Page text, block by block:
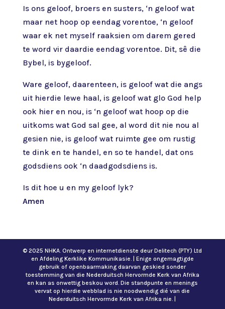
Is ons geloof, broers en susters, ‘n geloof wat
maar net hoop op eendag vorentoe, ‘n geloof
waar ek net myself raaksien om darem gered
te word vir daardie eendag vorentoe. Dit, sê die
Bybel, is bygeloof.
Ware geloof, daarenteen, is geloof wat die angs
uit hierdie lewe haal, is geloof wat glo God help
ook hier en nou, is ‘n geloof wat hoop op die
uitkoms wat God sal gee, al word dit nie nou al
gesien nie, is geloof wat ruimte gee om rustig
te dink en te handel, en so te handel, dat ons
godsdiens ook ‘n daadgodsdiens is.
Is dit hoe u en my geloof lyk?
Amen
© 2025 NHKA. Ontwerp en internetdienste deur Delitech (PTY) Ltd
en Afdeling Kerklike Kommunikasie. | Enige ongemagtigde
gebruik of openbaarmaking daarvan geskied sonder
toestemming van die Nederduitsch Hervormde Kerk van Afrika
en kan as onwettig beskou word. Die standpunte en menings
vervat op hierdie webblad is nie noodwendig dié van die
Nederduitsch Hervormde Kerk van Afrika nie. |